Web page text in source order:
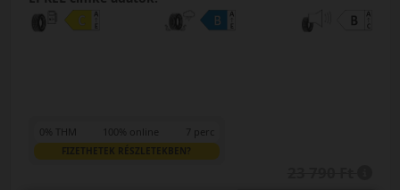
0% THM 100% online 7 perc
FIZETHETEK RÉSZLETEKBEN?